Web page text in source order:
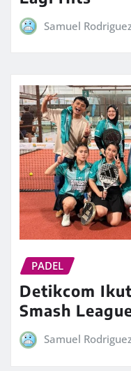
Samuel
PADEL
Detikcom
Smash
Samuel